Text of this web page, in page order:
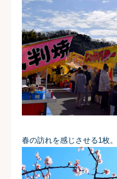
春の訪れを感じさせる1枚。